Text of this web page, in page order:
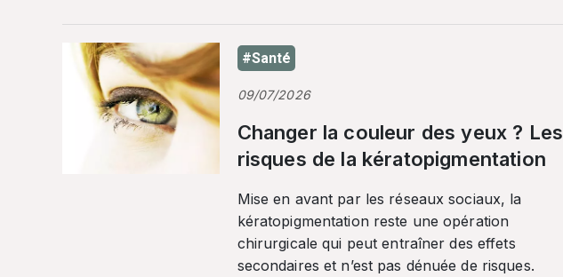
#Santé
09/07/2026
Changer la couleur des yeux ? Les
risques de la kératopigmentation
Mise en avant par les réseaux sociaux, la
kératopigmentation reste une opération
chirurgicale qui peut entraîner des effets
secondaires et n’est pas dénuée de risques.